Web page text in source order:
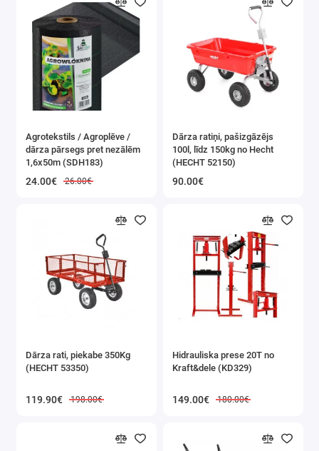
Agrotekstils / Agroplēve /
dārza pārsegs pret nezālēm
1,6x50m (SDH183)
24.00€ 26.00€
Dārza ratiņi, pašizgāzējs
100l, līdz 150kg no Hecht
(HECHT 52150)
90.00€
Dārza rati, piekabe 350Kg
(HECHT 53350)
119.90€ 198.00€
Hidrauliska prese 20T no
Kraft&dele (KD329)
149.00€ 180.00€